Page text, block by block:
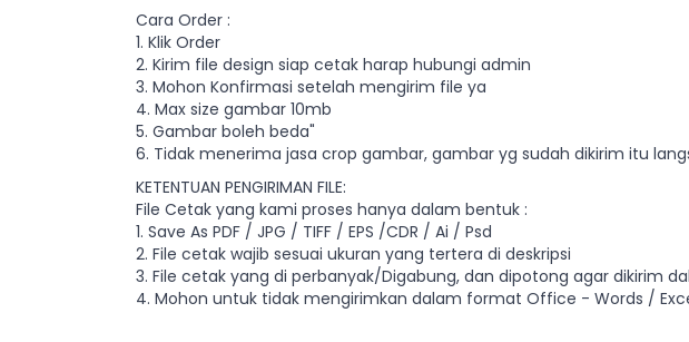
Cara Order :
1. Klik Order
2. Kirim file design siap cetak harap hubungi admin
3. Mohon Konfirmasi setelah mengirim file ya
4. Max size gambar 10mb
5. Gambar boleh beda"
6. Tidak menerima jasa crop gambar, gambar yg sudah dikirim itu
KETENTUAN PENGIRIMAN FILE:
File Cetak yang kami proses hanya dalam bentuk :
1. Save As PDF / JPG / TIFF / EPS /CDR / Ai / Psd
2. File cetak wajib sesuai ukuran yang tertera di deskripsi
3. File cetak yang di perbanyak/Digabung, dan dipotong agar dikirim
4. Mohon untuk tidak mengirimkan dalam format Office - Words /